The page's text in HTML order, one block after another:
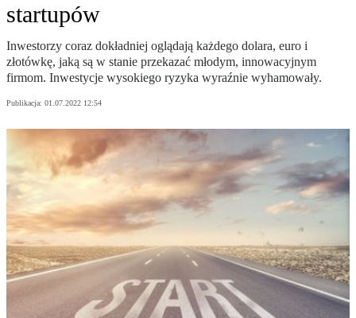
startupów
Inwestorzy coraz dokładniej oglądają każdego dolara, euro i
złotówkę, jaką są w stanie przekazać młodym, innowacyjnym
firmom. Inwestycje wysokiego ryzyka wyraźnie wyhamowały.
Publikacja: 01.07.2022 12:54